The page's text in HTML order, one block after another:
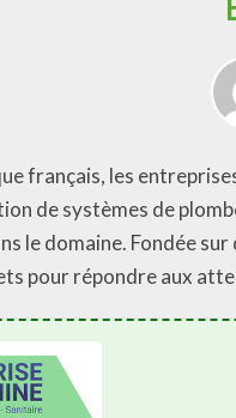
français, les
de systèmes de
le domaine. Fondée
pour répondre aux